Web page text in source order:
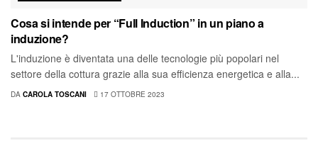
Cosa si intende per “Full Induction” in un piano a
induzione?
L'induzione è diventata una delle tecnologie più popolari nel
settore della cottura grazie alla sua efficienza energetica e alla...
DA CAROLA TOSCANI 17 OTTOBRE 2023